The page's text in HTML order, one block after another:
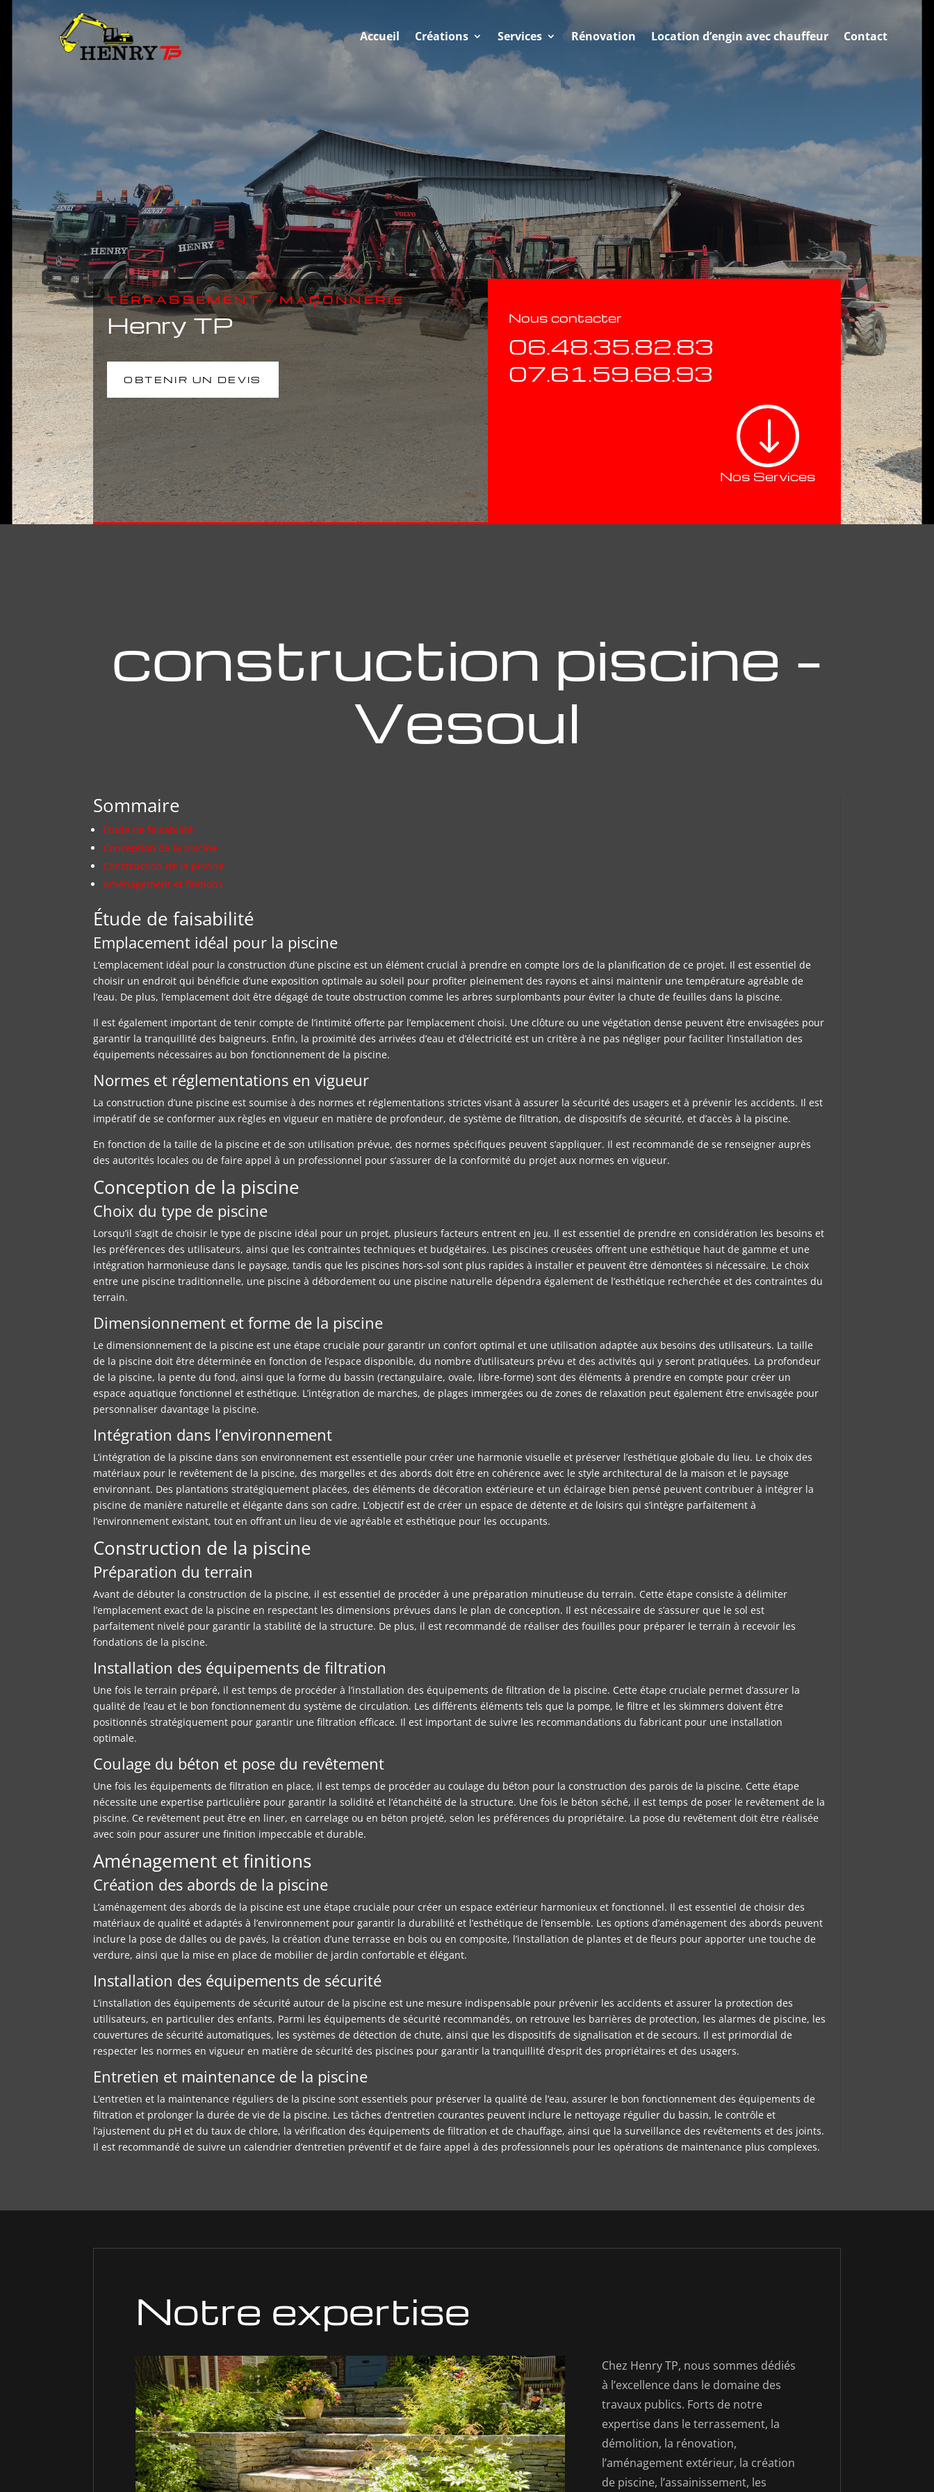
Accueil Créations Services Rénovation Location d’engin avec chauffeur Contact
TERRASSEMENT – MAÇONNERIE
Henry TP
OBTENIR UN DEVIS
Nous contacter
06.48.35.82.83
07.61.59.68.93
"
Nos Services
construction piscine –
Vesoul
Sommaire
Étude de faisabilité
Conception de la piscine
Construction de la piscine
Aménagement et finitions
Étude de faisabilité
Emplacement idéal pour la piscine
L’emplacement idéal pour la construction d’une piscine est un élément crucial à prendre en compte lors de la planification de ce projet. Il est essentiel de
choisir un endroit qui bénéficie d’une exposition optimale au soleil pour profiter pleinement des rayons et ainsi maintenir une température agréable de
l’eau. De plus, l’emplacement doit être dégagé de toute obstruction comme les arbres surplombants pour éviter la chute de feuilles dans la piscine.
Il est également important de tenir compte de l’intimité offerte par l’emplacement choisi. Une clôture ou une végétation dense peuvent être envisagées pour
garantir la tranquillité des baigneurs. Enfin, la proximité des arrivées d’eau et d’électricité est un critère à ne pas négliger pour faciliter l’installation des
équipements nécessaires au bon fonctionnement de la piscine.
Normes et réglementations en vigueur
La construction d’une piscine est soumise à des normes et réglementations strictes visant à assurer la sécurité des usagers et à prévenir les accidents. Il est
impératif de se conformer aux règles en vigueur en matière de profondeur, de système de filtration, de dispositifs de sécurité, et d’accès à la piscine.
En fonction de la taille de la piscine et de son utilisation prévue, des normes spécifiques peuvent s’appliquer. Il est recommandé de se renseigner auprès
des autorités locales ou de faire appel à un professionnel pour s’assurer de la conformité du projet aux normes en vigueur.
Conception de la piscine
Choix du type de piscine
Lorsqu’il s’agit de choisir le type de piscine idéal pour un projet, plusieurs facteurs entrent en jeu. Il est essentiel de prendre en considération les besoins et
les préférences des utilisateurs, ainsi que les contraintes techniques et budgétaires. Les piscines creusées offrent une esthétique haut de gamme et une
intégration harmonieuse dans le paysage, tandis que les piscines hors-sol sont plus rapides à installer et peuvent être démontées si nécessaire. Le choix
entre une piscine traditionnelle, une piscine à débordement ou une piscine naturelle dépendra également de l’esthétique recherchée et des contraintes du
terrain.
Dimensionnement et forme de la piscine
Le dimensionnement de la piscine est une étape cruciale pour garantir un confort optimal et une utilisation adaptée aux besoins des utilisateurs. La taille
de la piscine doit être déterminée en fonction de l’espace disponible, du nombre d’utilisateurs prévu et des activités qui y seront pratiquées. La profondeur
de la piscine, la pente du fond, ainsi que la forme du bassin (rectangulaire, ovale, libre-forme) sont des éléments à prendre en compte pour créer un
espace aquatique fonctionnel et esthétique. L’intégration de marches, de plages immergées ou de zones de relaxation peut également être envisagée pour
personnaliser davantage la piscine.
Intégration dans l’environnement
L’intégration de la piscine dans son environnement est essentielle pour créer une harmonie visuelle et préserver l’esthétique globale du lieu. Le choix des
matériaux pour le revêtement de la piscine, des margelles et des abords doit être en cohérence avec le style architectural de la maison et le paysage
environnant. Des plantations stratégiquement placées, des éléments de décoration extérieure et un éclairage bien pensé peuvent contribuer à intégrer la
piscine de manière naturelle et élégante dans son cadre. L’objectif est de créer un espace de détente et de loisirs qui s’intègre parfaitement à
l’environnement existant, tout en offrant un lieu de vie agréable et esthétique pour les occupants.
Construction de la piscine
Préparation du terrain
Avant de débuter la construction de la piscine, il est essentiel de procéder à une préparation minutieuse du terrain. Cette étape consiste à délimiter
l’emplacement exact de la piscine en respectant les dimensions prévues dans le plan de conception. Il est nécessaire de s’assurer que le sol est
parfaitement nivelé pour garantir la stabilité de la structure. De plus, il est recommandé de réaliser des fouilles pour préparer le terrain à recevoir les
fondations de la piscine.
Installation des équipements de filtration
Une fois le terrain préparé, il est temps de procéder à l’installation des équipements de filtration de la piscine. Cette étape cruciale permet d’assurer la
qualité de l’eau et le bon fonctionnement du système de circulation. Les différents éléments tels que la pompe, le filtre et les skimmers doivent être
positionnés stratégiquement pour garantir une filtration efficace. Il est important de suivre les recommandations du fabricant pour une installation
optimale.
Coulage du béton et pose du revêtement
Une fois les équipements de filtration en place, il est temps de procéder au coulage du béton pour la construction des parois de la piscine. Cette étape
nécessite une expertise particulière pour garantir la solidité et l’étanchéité de la structure. Une fois le béton séché, il est temps de poser le revêtement de la
piscine. Ce revêtement peut être en liner, en carrelage ou en béton projeté, selon les préférences du propriétaire. La pose du revêtement doit être réalisée
avec soin pour assurer une finition impeccable et durable.
Aménagement et finitions
Création des abords de la piscine
L’aménagement des abords de la piscine est une étape cruciale pour créer un espace extérieur harmonieux et fonctionnel. Il est essentiel de choisir des
matériaux de qualité et adaptés à l’environnement pour garantir la durabilité et l’esthétique de l’ensemble. Les options d’aménagement des abords peuvent
inclure la pose de dalles ou de pavés, la création d’une terrasse en bois ou en composite, l’installation de plantes et de fleurs pour apporter une touche de
verdure, ainsi que la mise en place de mobilier de jardin confortable et élégant.
Installation des équipements de sécurité
L’installation des équipements de sécurité autour de la piscine est une mesure indispensable pour prévenir les accidents et assurer la protection des
utilisateurs, en particulier des enfants. Parmi les équipements de sécurité recommandés, on retrouve les barrières de protection, les alarmes de piscine, les
couvertures de sécurité automatiques, les systèmes de détection de chute, ainsi que les dispositifs de signalisation et de secours. Il est primordial de
respecter les normes en vigueur en matière de sécurité des piscines pour garantir la tranquillité d’esprit des propriétaires et des usagers.
Entretien et maintenance de la piscine
L’entretien et la maintenance réguliers de la piscine sont essentiels pour préserver la qualité de l’eau, assurer le bon fonctionnement des équipements de
filtration et prolonger la durée de vie de la piscine. Les tâches d’entretien courantes peuvent inclure le nettoyage régulier du bassin, le contrôle et
l’ajustement du pH et du taux de chlore, la vérification des équipements de filtration et de chauffage, ainsi que la surveillance des revêtements et des joints.
Il est recommandé de suivre un calendrier d’entretien préventif et de faire appel à des professionnels pour les opérations de maintenance plus complexes.
Notre expertise
Chez Henry TP, nous sommes dédiés
à l’excellence dans le domaine des
travaux publics. Forts de notre
expertise dans le terrassement, la
démolition, la rénovation,
l’aménagement extérieur, la création
de piscine, l’assainissement, les